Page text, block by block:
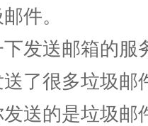
件。
发送邮箱的服
了很多垃圾邮
送的是垃圾邮